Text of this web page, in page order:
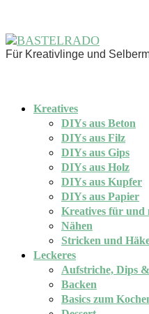
Für Kreativlinge und
Kreatives
DIYs aus Beton
DIYs aus Filz
DIYs aus Gips
DIYs aus Holz
DIYs aus Kupfer
DIYs aus Papier
Kreatives für und
Nähen
Stricken und
Leckeres
Aufstriche, Dips
Backen
Basics zum